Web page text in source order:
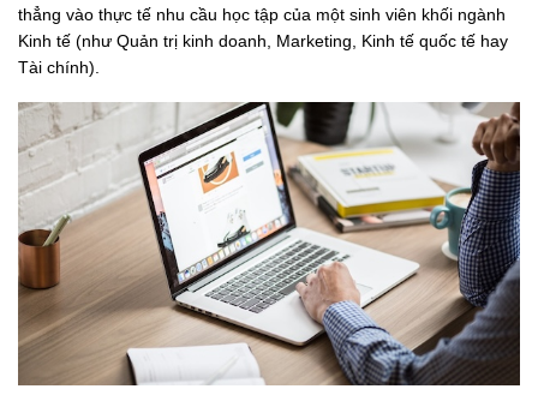
thẳng vào thực tế nhu cầu học tập của một sinh viên khối ngành
Kinh tế (như Quản trị kinh doanh, Marketing, Kinh tế quốc tế hay
Tài chính).